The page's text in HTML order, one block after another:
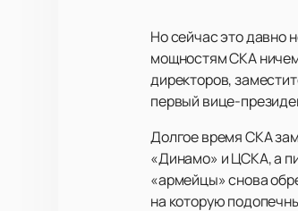
Но сейчас это давно
мощностям СКА ничем
директоров,
первый вице-
Долгое время СКА
«Динамо» и ЦСКА, а
«армейцы» снова
на которую